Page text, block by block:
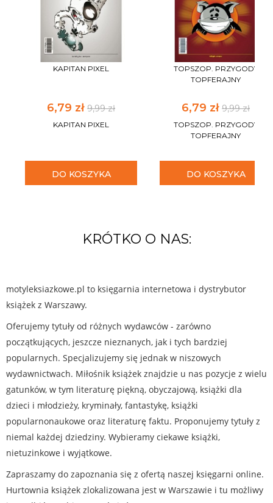
KAPITAN PIXEL
6,79 zł 9,99 zł
KAPITAN PIXEL
DO KOSZYKA
TOPSZOP. PRZYGODY
TOPFERAJNY
6,79 zł 9,99 zł
TOPSZOP. PRZYGODY
TOPFERAJNY
DO KOSZYKA
KRÓTKO O NAS:
motyleksiazkowe.pl to księgarnia internetowa i dystrybutor
książek z Warszawy.
Oferujemy tytuły od różnych wydawców - zarówno
początkujących, jeszcze nieznanych, jak i tych bardziej
popularnych. Specjalizujemy się jednak w niszowych
wydawnictwach. Miłośnik książek znajdzie u nas pozycje z wielu
gatunków, w tym literaturę piękną, obyczajową, książki dla
dzieci i młodzieży, kryminały, fantastykę, książki
popularnonaukowe oraz literaturę faktu. Proponujemy tytuły z
niemal każdej dziedziny. Wybieramy ciekawe książki,
nietuzinkowe i wyjątkowe.
Zapraszamy do zapoznania się z ofertą naszej księgarni online.
Hurtownia książek zlokalizowana jest w Warszawie i tu możliwy